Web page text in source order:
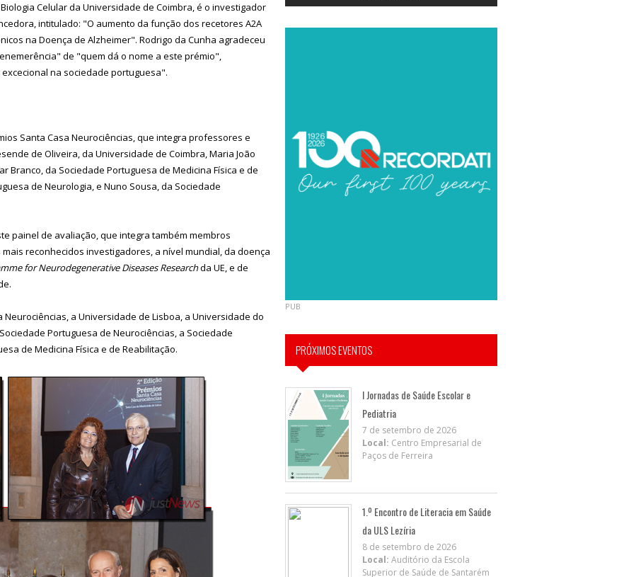
Celular da Universidade de Coimbra, é o investigador
intitulado: "O aumento da função dos recetores A2A
na Doença de Alzheimer". Rodrigo da Cunha agradeceu
de "quem dá o nome a este prémio",
na sociedade portuguesa".
Santa Casa Neurociências, que integra professores e
de Oliveira, da Universidade de Coimbra, Maria João
Branco, da Sociedade Portuguesa de Medicina Física e de
de Neurologia, e Nuno Sousa, da Sociedade
painel de avaliação, que integra também membros
reconhecidos investigadores, a nível mundial, da doença
for Neurodegenerative Diseases Researchda UE, e de
a Universidade de Lisboa, a Universidade do
Portuguesa de Neurociências, a Sociedade
de Medicina Física e de Reabilitação.
PUB
PRÓXIMOS EVENTOS
I Jornadas de Saúde Escolar e
Pediatria
7 de setembro de 2026
Local: Centro Empresarial de
Paços de Ferreira
1.º Encontro de Literacia em Saúde
da ULS Lezíria
8 de setembro de 2026
Local: Auditório da Escola
Superior de Saúde de Santarém